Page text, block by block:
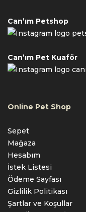
Can’ım Petshop
Can’ım Pet Kuaför
Online Pet Shop
Sepet
Mağaza
Hesabım
İstek Listesi
Ödeme Sayfası
Gizlilik Politikası
Şartlar ve Koşullar